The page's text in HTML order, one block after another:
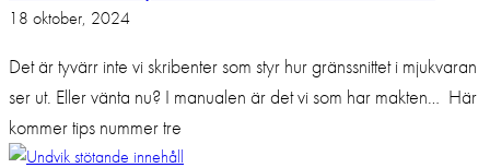
18 oktober, 2024
Det är tyvärr inte vi skribenter som styr hur gränssnittet i mjukvaran
ser ut. Eller vänta nu? I manualen är det vi som har makten… Här
kommer tips nummer tre